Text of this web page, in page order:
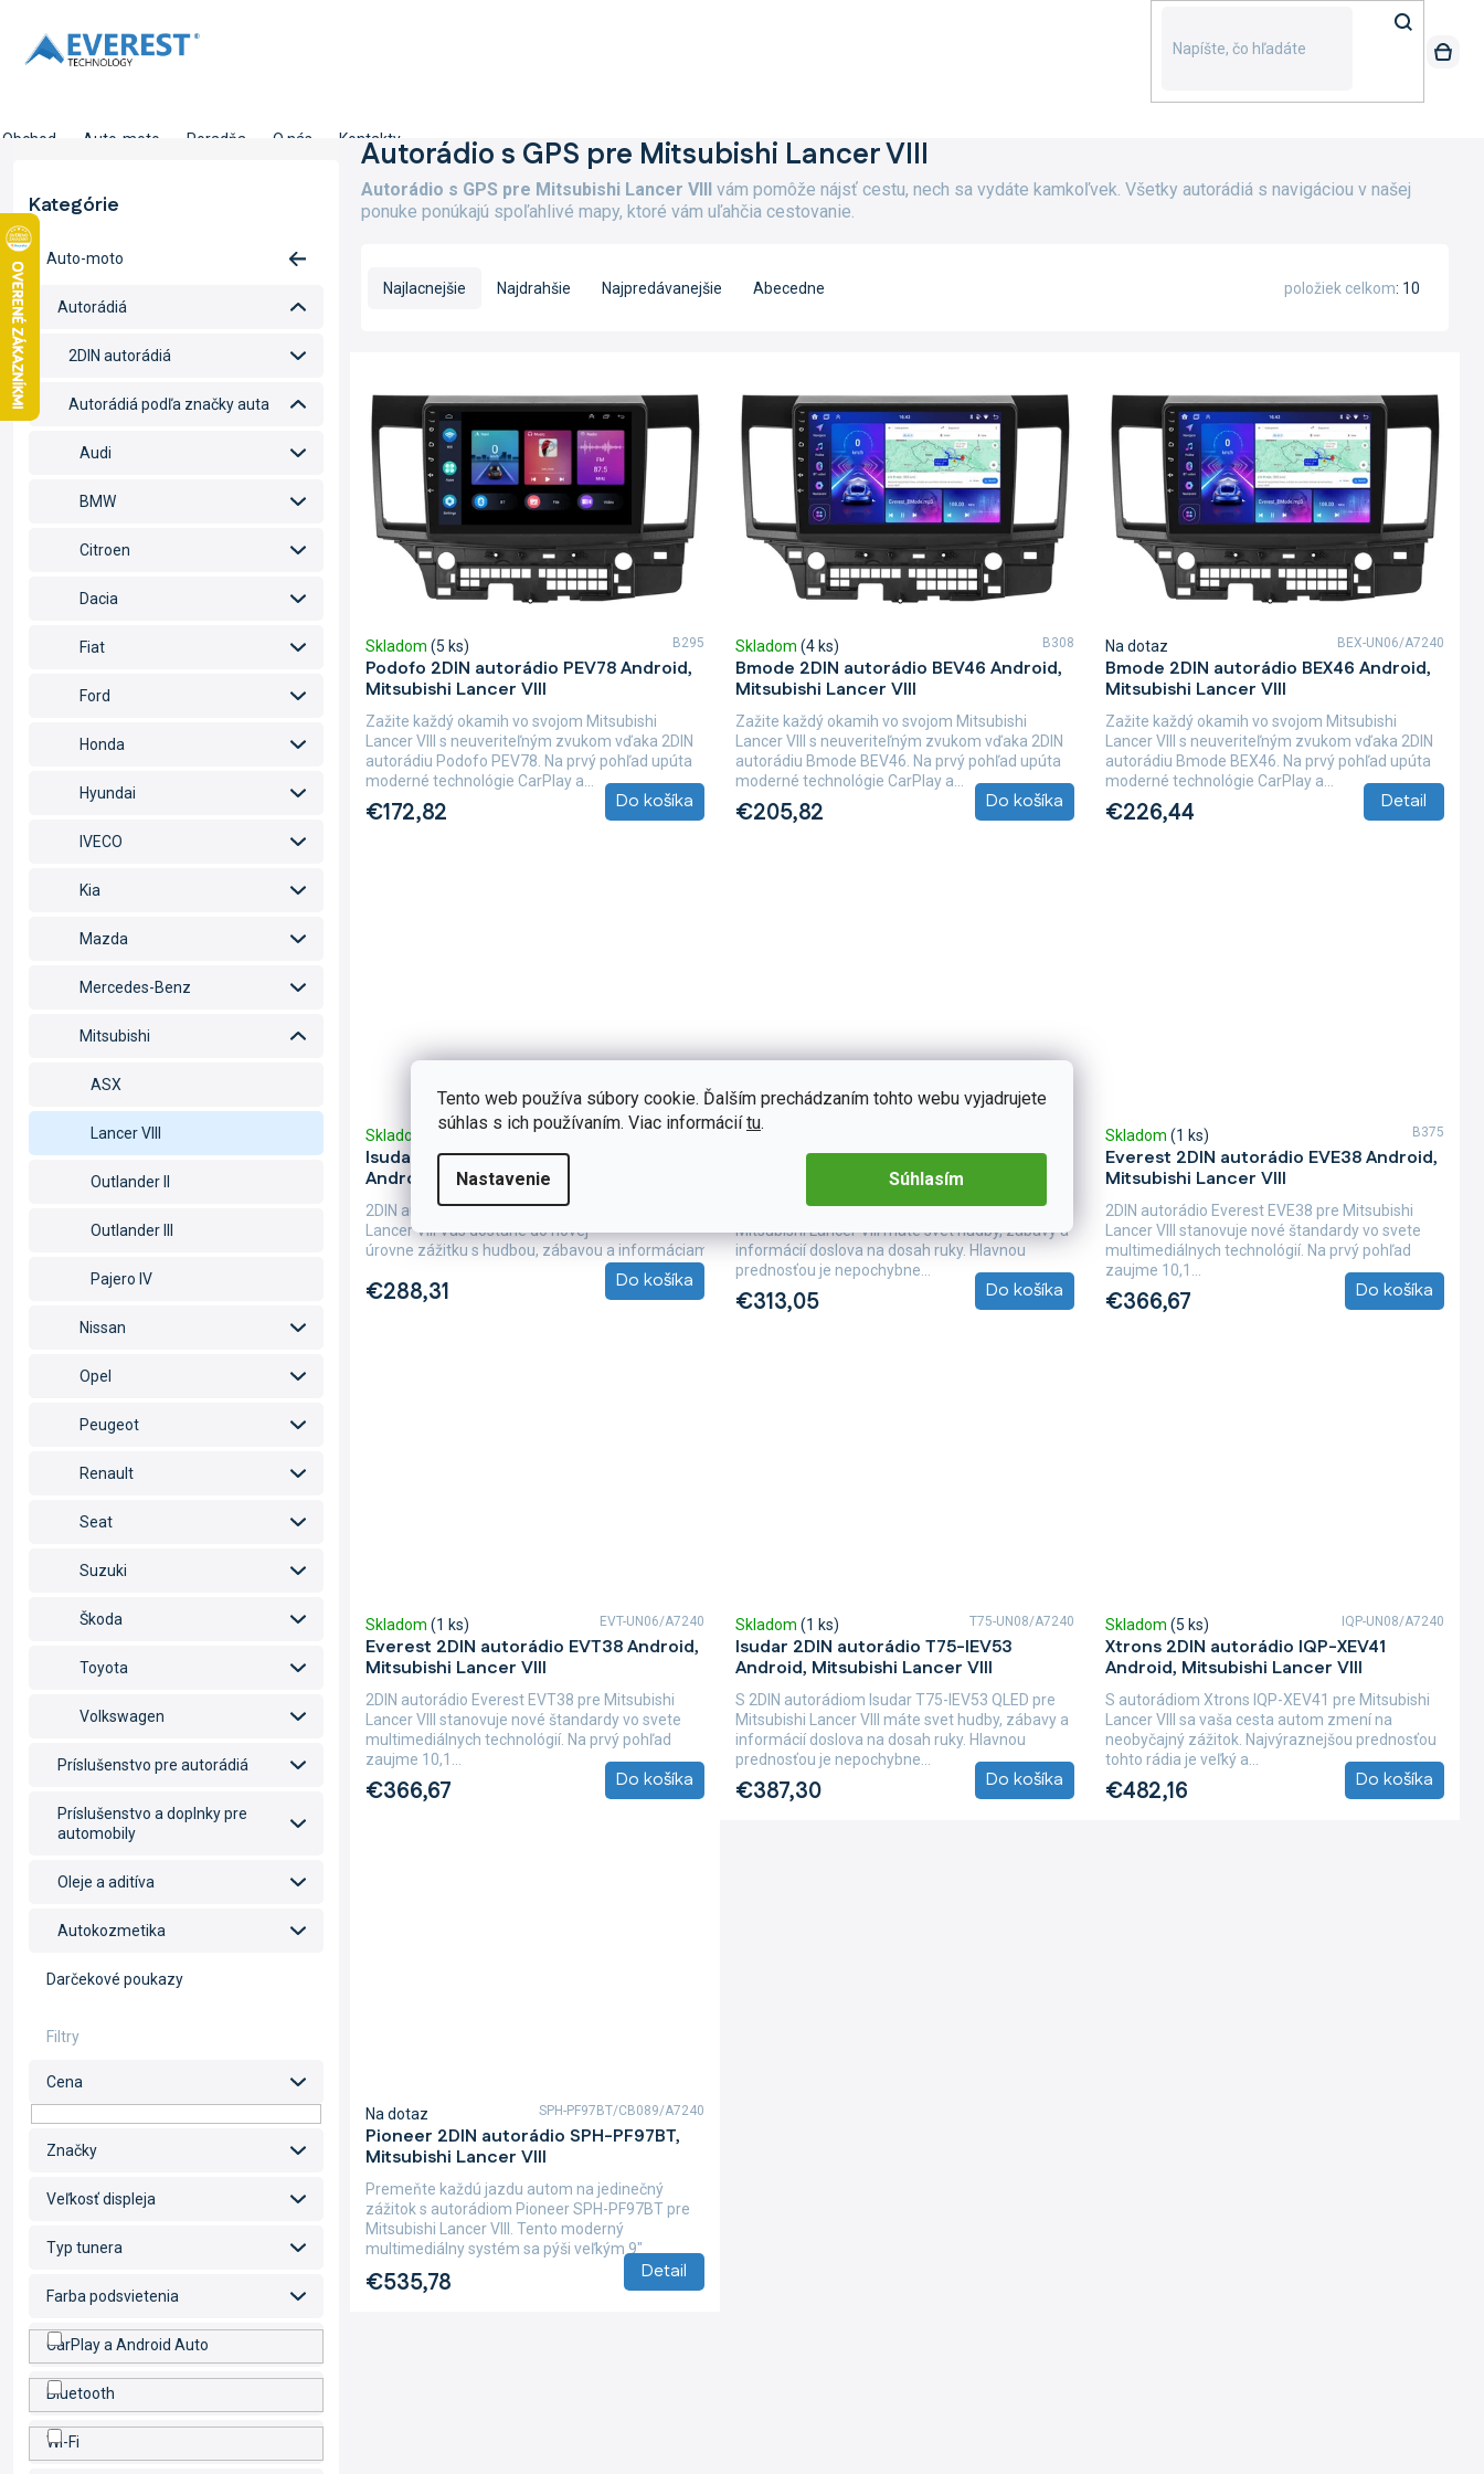
Tento web používa súbory cookie. Ďalším prechádzaním tohto webu vyjadrujete
súhlas s ich používaním. Viac informáciítu.
Nastavenie Súhlasím
obsah
Obchod Auto-moto Poradňa O nás Kontakty
n
ý
p
a
n
e
l
Preskočiť
kategórie
Kategórie
Auto-moto
Autorádiá
2DIN autorádiá
Autorádiá podľa značky auta
Audi
BMW
Citroen
Dacia
Fiat
Ford
Honda
Hyundai
IVECO
Kia
Mazda
Mercedes-Benz
Mitsubishi
ASX
Lancer VIII
Outlander II
Outlander III
Pajero IV
Nissan
Opel
Peugeot
Renault
Seat
Suzuki
Škoda
Toyota
Volkswagen
Príslušenstvo pre autorádiá
Príslušenstvo a doplnky pre
automobily
Oleje a aditíva
Autokozmetika
Darčekové poukazy
Cena
Značky
Veľkosť displeja
Typ tunera
Farba podsvietenia
CarPlay a Android Auto
Bluetooth
Wi-Fi
Autorádio s GPS pre Mitsubishi Lancer VIII
Autorádio s GPS pre Mitsubishi Lancer VIII
vám pomôže nájsť cestu, nech sa vydáte kamkoľvek. Všetky autorádiá s navigáciou v našej
ponuke ponúkajú spoľahlivé mapy, ktoré vám uľahčia cestovanie.
e
p
r
o
d
u
Najlacnejšie Najdrahšie Najpredávanejšie Abecedne 10
položiek celkom
p
p
o
v
Podofo 2DIN autorádio PEV78 Android,
Mitsubishi Lancer VIII
Skladom (5 ks)
€172,82 Do košíka
Zažite každý okamih vo svojom Mitsubishi
Lancer VIII s neuveriteľným zvukom vďaka 2DIN
autorádiu Podofo PEV78. Na prvý pohľad upúta
moderné technológie CarPlay a...
B295
Bmode 2DIN autorádio BEV46 Android,
Mitsubishi Lancer VIII
Skladom (4 ks)
€205,82 Do košíka
Zažite každý okamih vo svojom Mitsubishi
Lancer VIII s neuveriteľným zvukom vďaka 2DIN
autorádiu Bmode BEV46. Na prvý pohľad upúta
moderné technológie CarPlay a...
B308
Bmode 2DIN autorádio BEX46 Android,
Mitsubishi Lancer VIII
Na dotaz
€226,44 Detail
Zažite každý okamih vo svojom Mitsubishi
Lancer VIII s neuveriteľným zvukom vďaka 2DIN
autorádiu Bmode BEX46. Na prvý pohľad upúta
moderné technológie CarPlay a...
BEX-UN06/A7240
Isudar 2DIN autorádio T68B-IEV41
Android, Mitsubishi Lancer VIII
Skladom
€288,31 Do košíka
2DIN autorádio Isudar T68B-IEV41 pre Mitsubishi
Lancer VIII Vás dostane do novej
úrovne zážitku s hudbou, zábavou a informáciami....
B309
Isudar 2DIN autorádio T72-IEV52
Android, Mitsubishi Lancer VIII
Skladom
€313,05 Do košíka
S 2DIN autorádiom Isudar T72-IEV52 QLED pre
Mitsubishi Lancer VIII máte svet hudby, zábavy a
informácií doslova na dosah ruky. Hlavnou
prednosťou je nepochybne...
Everest 2DIN autorádio EVE38 Android,
Mitsubishi Lancer VIII
Skladom (1 ks)
€366,67 Do košíka
2DIN autorádio Everest EVE38 pre Mitsubishi
Lancer VIII stanovuje nové štandardy vo svete
multimediálnych technológií. Na prvý pohľad
zaujme 10,1...
B375
Everest 2DIN autorádio EVT38 Android,
Mitsubishi Lancer VIII
Skladom (1 ks)
€366,67 Do košíka
2DIN autorádio Everest EVT38 pre Mitsubishi
Lancer VIII stanovuje nové štandardy vo svete
multimediálnych technológií. Na prvý pohľad
zaujme 10,1...
EVT-UN06/A7240
Isudar 2DIN autorádio T75-IEV53
Android, Mitsubishi Lancer VIII
Skladom (1 ks)
€387,30 Do košíka
S 2DIN autorádiom Isudar T75-IEV53 QLED pre
Mitsubishi Lancer VIII máte svet hudby, zábavy a
informácií doslova na dosah ruky. Hlavnou
prednosťou je nepochybne...
T75-UN08/A7240
Xtrons 2DIN autorádio IQP-XEV41
Android, Mitsubishi Lancer VIII
Skladom (5 ks)
€482,16 Do košíka
S autorádiom Xtrons IQP-XEV41 pre Mitsubishi
Lancer VIII sa vaša cesta autom zmení na
neobyčajný zážitok. Najvýraznejšou prednosťou
tohto rádia je veľký a...
IQP-UN08/A7240
Pioneer 2DIN autorádio SPH-PF97BT,
Mitsubishi Lancer VIII
Na dotaz
€535,78 Detail
Premeňte každú jazdu autom na jedinečný
zážitok s autorádiom Pioneer SPH-PF97BT pre
Mitsubishi Lancer VIII. Tento moderný
multimediálny systém sa pýši veľkým 9"
SPH-PF97BT/CB089/A7240